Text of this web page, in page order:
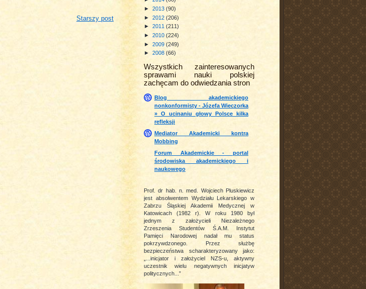
► 2013 (90)
► 2012 (206)
► 2011 (211)
► 2010 (224)
► 2009 (249)
► 2008 (66)
Wszystkich zainteresowanych
sprawami nauki polskiej
zachęcam do odwiedzania stron
Blog akademickiego
nonkonformisty - Józefa Wieczorka
» O ucinaniu głowy Polsce kilka
refleksji
Mediator Akademicki kontra
Mobbing
Forum Akademickie - portal
środowiska akademickiego i
naukowego
Prof. dr hab. n. med. Wojciech Pluskiewicz
jest absolwentem Wydziału Lekarskiego w
Zabrzu Śląskiej Akademii Medycznej w
Katowicach (1982 r). W roku 1980 był
jednym z założycieli Niezależnego
Zrzeszenia Studentów Ś.A.M. Instytut
Pamięci Narodowej nadał mu status
pokrzywdzonego. Przez służbę
bezpieczeństwa scharakteryzowany jako:
„...inicjator i założyciel NZS-u, aktywny
uczestnik wielu negatywnych inicjatyw
politycznych...”
Starszy post